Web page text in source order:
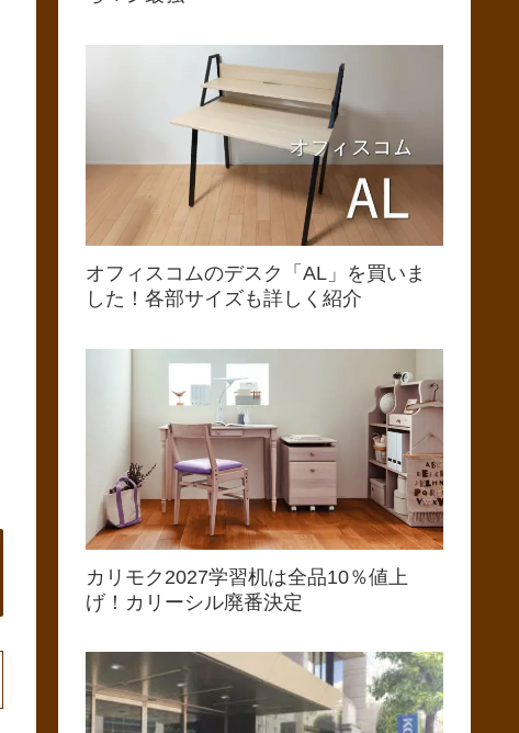
オフィスコムのデスク「AL」を買いま
した！各部サイズも詳しく紹介
カリモク2027学習机は全品10％値上
げ！カリーシル廃番決定